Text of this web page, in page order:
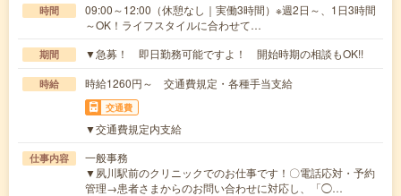
時間
09:00～12:00（休憩なし｜実働3時間）※週2日～、1日3時間
～OK！ライフスタイルに合わせて…
期間 ▼急募！ 即日勤務可能ですよ！ 開始時期の相談もOK!!
時給 時給1260円～ 交通費規定・各種手当支給
交通費
▼交通費規定内支給
仕事内容
一般事務
▼夙川駅前のクリニックでのお仕事です！〇電話応対・予約
管理→患者さまからのお問い合わせに対応し、「◯…